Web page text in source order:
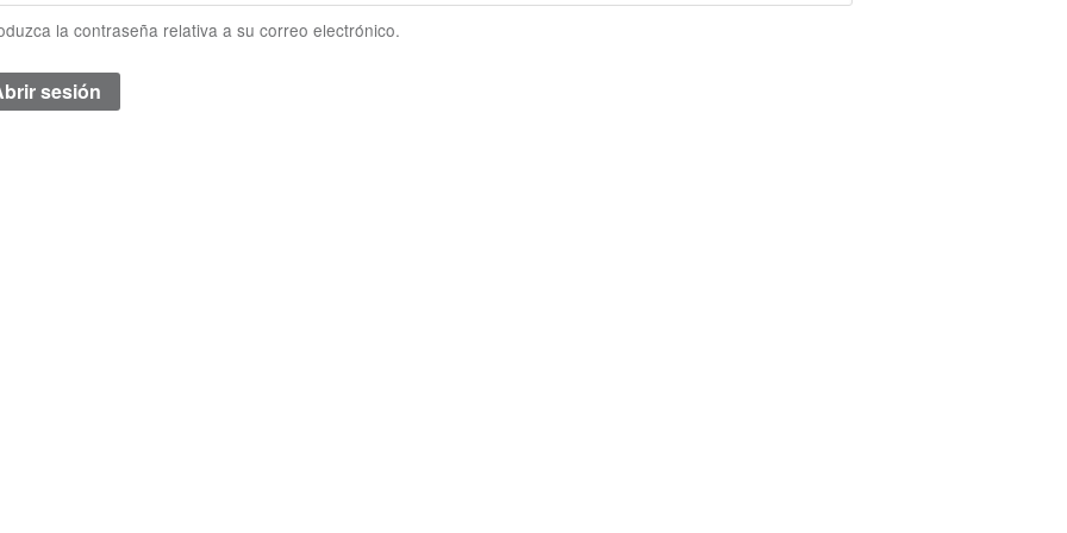
la contraseña relativa a su correo electrónico.